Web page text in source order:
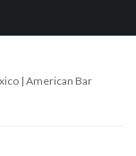
| American Bar